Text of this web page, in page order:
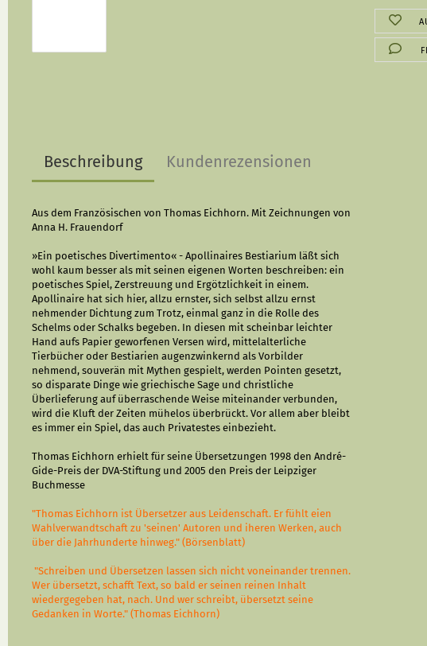
Beschreibung Kundenrezensionen
Aus dem Französischen von Thomas Eichhorn. Mit Zeichnungen von
Anna H. Frauendorf
»Ein poetisches Divertimento« - Apollinaires Bestiarium läßt sich
wohl kaum besser als mit seinen eigenen Worten beschreiben: ein
poetisches Spiel, Zerstreuung und Ergötzlichkeit in einem.
Apollinaire hat sich hier, allzu ernster, sich selbst allzu ernst
nehmender Dichtung zum Trotz, einmal ganz in die Rolle des
Schelms oder Schalks begeben. In diesen mit scheinbar leichter
Hand aufs Papier geworfenen Versen wird, mittelalterliche
Tierbücher oder Bestiarien augenzwinkernd als Vorbilder
nehmend, souverän mit Mythen gespielt, werden Pointen gesetzt,
so disparate Dinge wie griechische Sage und christliche
Überlieferung auf überraschende Weise miteinander verbunden,
wird die Kluft der Zeiten mühelos überbrückt. Vor allem aber bleibt
es immer ein Spiel, das auch Privatestes einbezieht.
Thomas Eichhorn erhielt für seine Übersetzungen 1998 den André-
Gide-Preis der DVA-Stiftung und 2005 den Preis der Leipziger
Buchmesse
"Thomas Eichhorn ist Übersetzer aus Leidenschaft. Er fühlt eien
Wahlverwandtschaft zu 'seinen' Autoren und iheren Werken, auch
über die Jahrhunderte hinweg." (Börsenblatt)
"Schreiben und Übersetzen lassen sich nicht voneinander trennen.
Wer übersetzt, schafft Text, so bald er seinen reinen Inhalt
wiedergegeben hat, nach. Und wer schreibt, übersetzt seine
Gedanken in Worte." (Thomas Eichhorn)